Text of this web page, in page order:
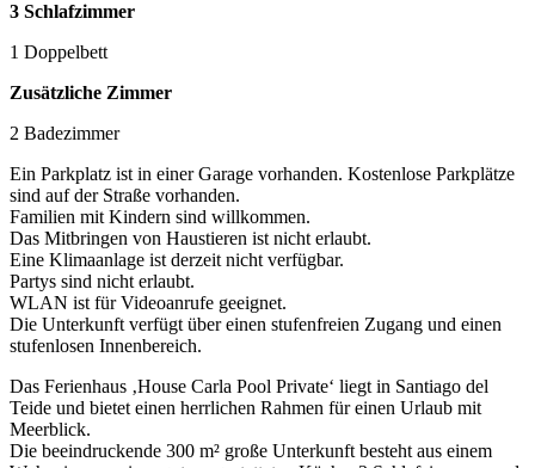
3 Schlafzimmer
1 Doppelbett
Zusätzliche Zimmer
2 Badezimmer
Ein Parkplatz ist in einer Garage vorhanden. Kostenlose Parkplätze
sind auf der Straße vorhanden.
Familien mit Kindern sind willkommen.
Das Mitbringen von Haustieren ist nicht erlaubt.
Eine Klimaanlage ist derzeit nicht verfügbar.
Partys sind nicht erlaubt.
WLAN ist für Videoanrufe geeignet.
Die Unterkunft verfügt über einen stufenfreien Zugang und einen
stufenlosen Innenbereich.
Das Ferienhaus ‚House Carla Pool Private‘ liegt in Santiago del
Teide und bietet einen herrlichen Rahmen für einen Urlaub mit
Meerblick.
Die beeindruckende 300 m² große Unterkunft besteht aus einem